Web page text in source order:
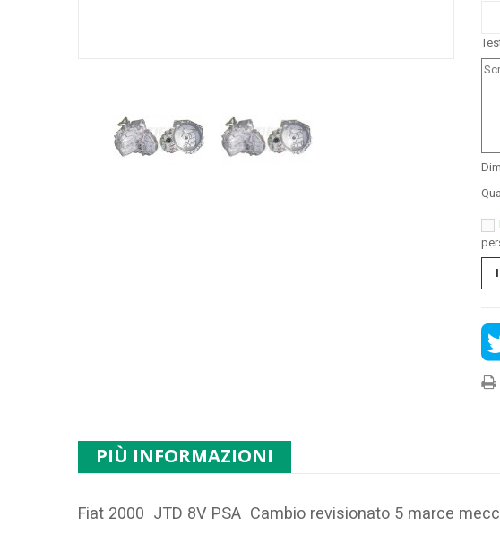
PIÙ INFORMAZIONI
Fiat 2000 JTD 8V PSA Cambio revisionato 5 marce